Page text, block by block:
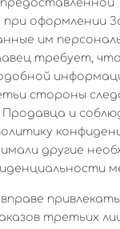
при оформлении
им
требует,
стороны
и
другие
третьих